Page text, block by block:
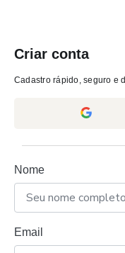
Criar conta
Cadastro rápido, seguro e
Nome
Email